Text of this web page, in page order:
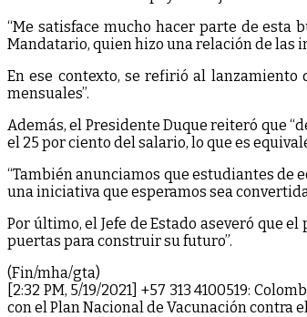
“Me satisface mucho hacer parte de esta
Mandatario, quien hizo una relación de las
En ese contexto, se refirió al lanzamiento
mensuales”.
Además, el Presidente Duque reiteró que
el 25 por ciento del salario, lo que es
“También anunciamos que estudiantes de
una iniciativa que esperamos sea
Por último, el Jefe de Estado aseveró que
puertas para construir su futuro”.
(Fin/mha/gta)
[2:32 PM, 5/19/2021] +57 313 4100519:
con el Plan Nacional de Vacunación contra